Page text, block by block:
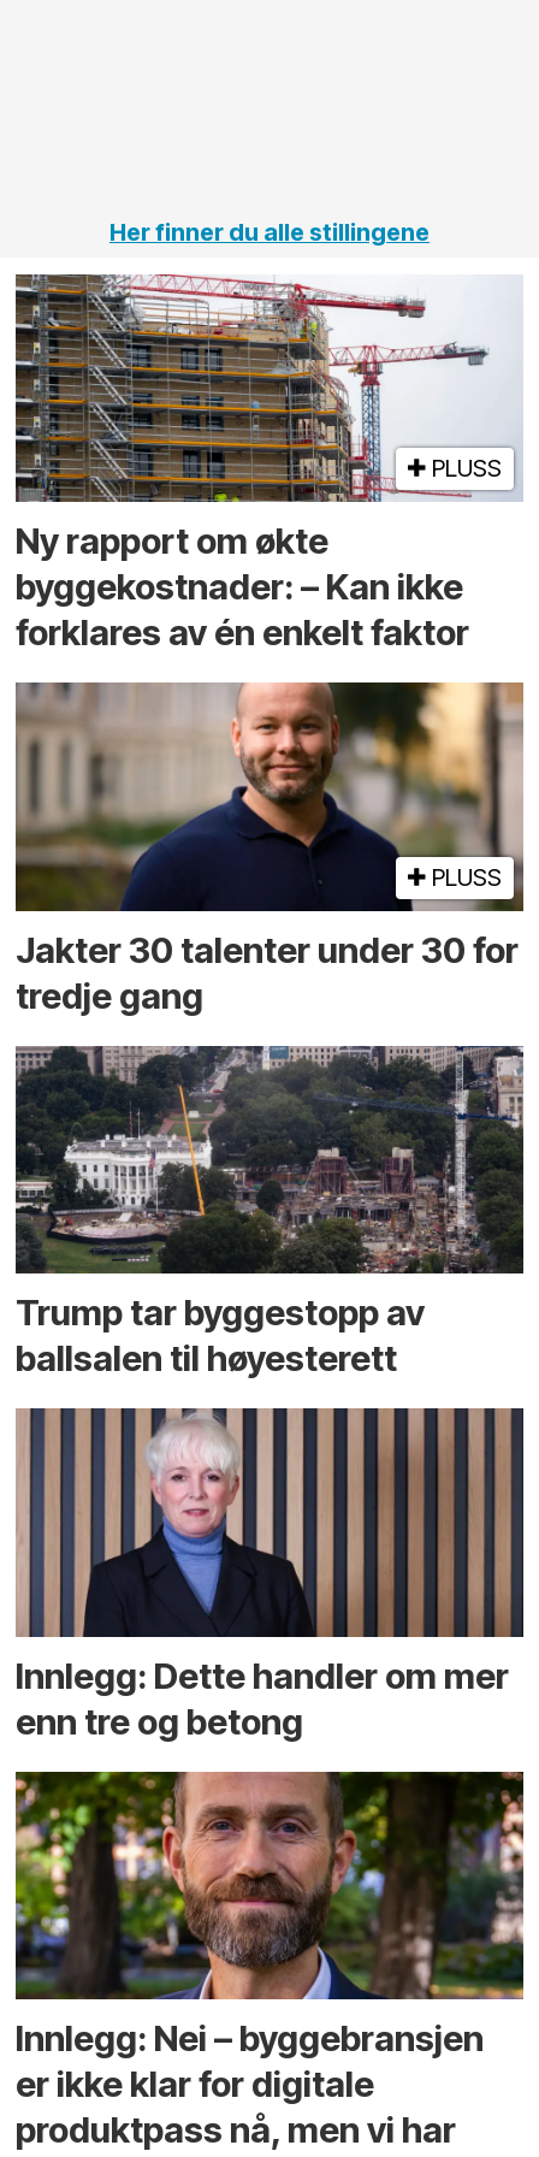
Her finner du alle stillingene
PLUSS
Ny rapport om økte
byggekostnader: – Kan ikke
forklares av én enkelt faktor
PLUSS
Jakter 30 talenter under 30 for
tredje gang
Trump tar byggestopp av
ballsalen til høyesterett
Innlegg: Dette handler om mer
enn tre og betong
Innlegg: Nei – byggebransjen
er ikke klar for digitale
produktpass nå, men vi har